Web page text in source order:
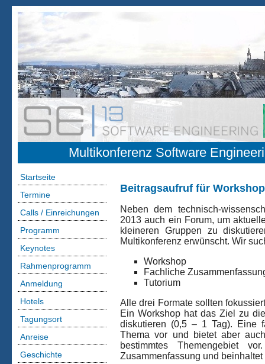
Multikonferenz Software
Startseite
Termine
Calls / Einreichungen
Programm
Keynotes
Rahmenprogramm
Anmeldung
Hotels
Tagungsort
Anreise
Geschichte
Beitragsaufruf für
Neben dem technisch-
2013 auch ein Forum, um
kleineren Gruppen zu
Multikonferenz erwünscht. Wir
Workshop
Fachliche
Tutorium
Alle drei Formate sollten
Ein Workshop hat das Ziel zu
diskutieren (0,5 – 1 Tag). Eine
Thema vor und bietet aber
bestimmtes Themengebiet
Zusammenfassung und